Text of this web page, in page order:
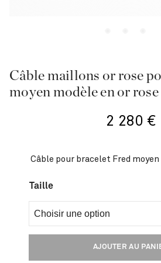
Câble maillons or rose
moyen modèle en or rose
2 280 €
Câble pour bracelet Fred moyen
Taille
AJOUTER AU